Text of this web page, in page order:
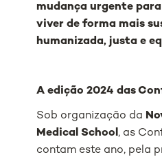
mudança urgente
viver de forma mais
humanizada, justa e
A edição 2024 das
Sob organização da
Medical School, as
contam este ano, pela